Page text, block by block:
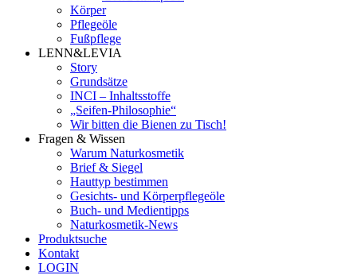
Körper
Pflegeöle
Fußpflege
LENN&LEVIA
Story
Grundsätze
INCI – Inhaltsstoffe
„Seifen-Philosophie“
Wir bitten die Bienen zu Tisch!
Fragen & Wissen
Warum Naturkosmetik
Brief & Siegel
Hauttyp bestimmen
Gesichts- und Körperpflegeöle
Buch- und Medientipps
Naturkosmetik-News
Produktsuche
Kontakt
LOGIN